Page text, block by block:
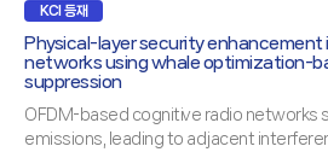
KCI 등재
Physical-layer security enhancement
networks using whale optimization-
suppression
OFDM-based cognitive radio networks
emissions, leading to adjacent